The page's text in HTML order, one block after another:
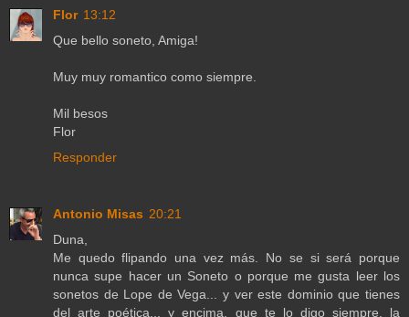
Flor 13:12
Que bello soneto, Amiga!
Muy muy romantico como siempre.
Mil besos
Flor
Responder
Antonio Misas 20:21
Duna,
Me quedo flipando una vez más. No se si será porque
nunca supe hacer un Soneto o porque me gusta leer los
sonetos de Lope de Vega... y ver este dominio que tienes
del arte poética... y encima, que te lo digo siempre, la